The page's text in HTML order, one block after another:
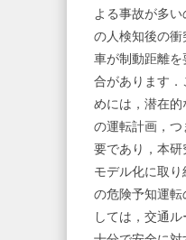
よる事故が多
の人検知後の
車が制動距離
合があります
めには，潜在
の運転計画，
要であり，本
モデル化に取
の危険予知運転
しては，交通